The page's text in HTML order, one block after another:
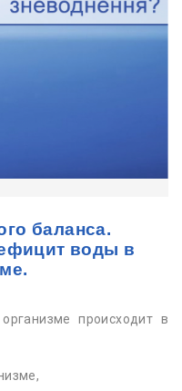
баланса.
воды в
происходит в